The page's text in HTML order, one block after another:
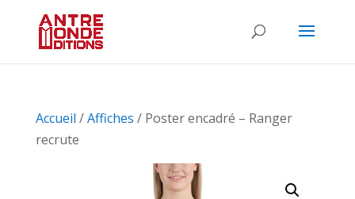
Accueil /Affiches / Poster encadré – Ranger
recrute